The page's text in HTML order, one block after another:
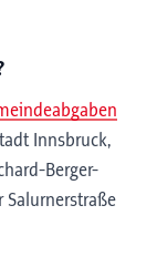
Innsbruck,
Berger-
Salurnerstraße